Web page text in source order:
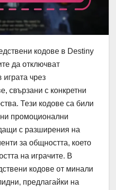
кодове в Destiny
да отключват
играта чрез
свързани с конкретни
Тези кодове са били
промоционални
с разширения на
за общността, което
на играчите. В
кодове от минали
предлагайки на